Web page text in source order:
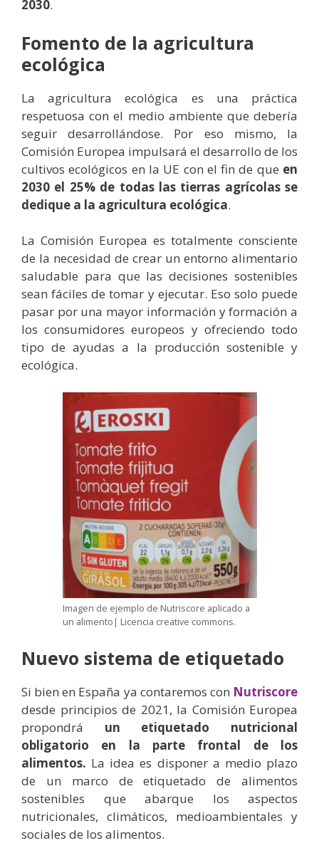
2030.
Fomento de la agricultura
ecológica
La agricultura ecológica es una práctica
respetuosa con el medio ambiente que debería
seguir desarrollándose. Por eso mismo, la
Comisión Europea impulsará el desarrollo de los
cultivos ecológicos en la UE con el fin de que en
2030 el 25% de todas las tierras agrícolas se
dedique a la agricultura ecológica.
La Comisión Europea es totalmente consciente
de la necesidad de crear un entorno alimentario
saludable para que las decisiones sostenibles
sean fáciles de tomar y ejecutar. Eso solo puede
pasar por una mayor información y formación a
los consumidores europeos y ofreciendo todo
tipo de ayudas a la producción sostenible y
ecológica.
Imagen de ejemplo de Nutriscore aplicado a
un alimento| Licencia creative commons.
Nuevo sistema de etiquetado
Si bien en España ya contaremos con Nutriscore
desde principios de 2021, la Comisión Europea
propondrá un etiquetado nutricional
obligatorio en la parte frontal de los
alimentos. La idea es disponer a medio plazo
de un marco de etiquetado de alimentos
sostenibles que abarque los aspectos
nutricionales, climáticos, medioambientales y
sociales de los alimentos.